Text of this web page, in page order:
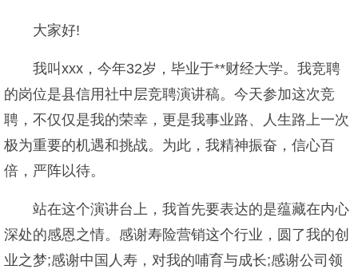
大家好!
我叫xxx，今年32岁，毕业于**财经大学。我竞聘
的岗位是县信用社中层竞聘演讲稿。今天参加这次竞
聘，不仅仅是我的荣幸，更是我事业路、人生路上一次
极为重要的机遇和挑战。为此，我精神振奋，信心百
倍，严阵以待。
站在这个演讲台上，我首先要表达的是蕴藏在内心
深处的感恩之情。感谢寿险营销这个行业，圆了我的创
业之梦;感谢中国人寿，对我的哺育与成长;感谢公司领